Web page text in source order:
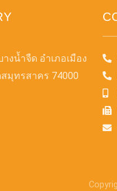
งน้ำจืด อำเภอเมือง
มุทรสาคร 74000